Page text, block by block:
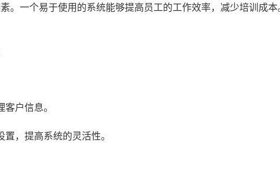
。一个易于使用的系统能够提高员工的工作效率，减少培训成本
户信息。
，提高系统的灵活性。